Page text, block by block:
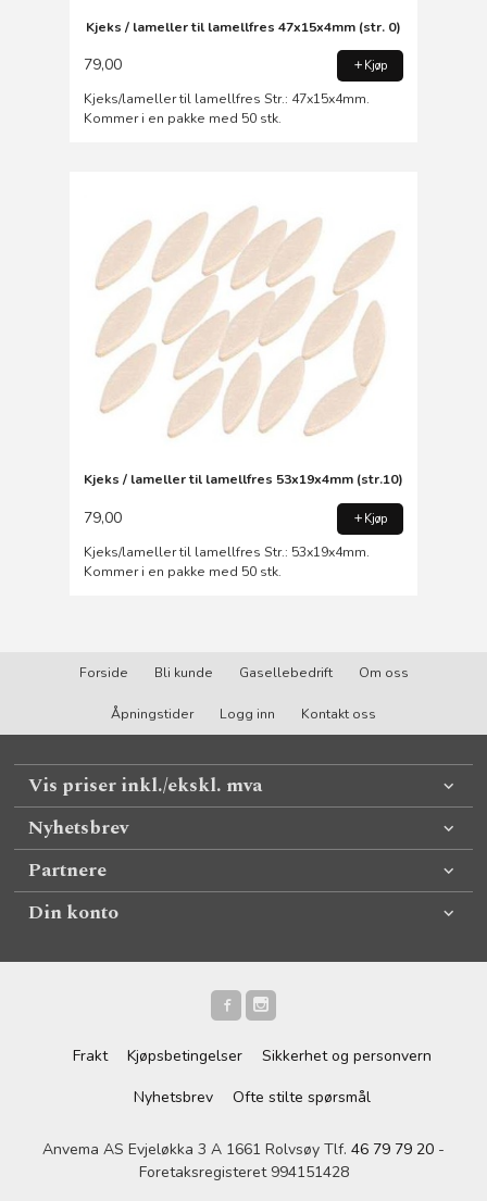
Kjeks / lameller til lamellfres 47x15x4mm (str. 0)
79,00 Kjøp
Kjeks/lameller til lamellfres Str.: 47x15x4mm.
Kommer i en pakke med 50 stk.
Kjeks / lameller til lamellfres 53x19x4mm (str.10)
79,00 Kjøp
Kjeks/lameller til lamellfres Str.: 53x19x4mm.
Kommer i en pakke med 50 stk.
Forside Bli kunde Gasellebedrift Om oss
Åpningstider Logg inn Kontakt oss
Vis priser inkl./ekskl. mva
Nyhetsbrev
Partnere
Din konto
Frakt Kjøpsbetingelser
Sikkerhet og personvern
Nyhetsbrev
Ofte stilte spørsmål
Anvema AS Evjeløkka 3 A 1661 Rolvsøy Tlf. 46 79 79 20 -
Foretaksregisteret 994151428